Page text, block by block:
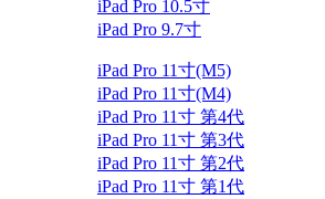
iPad Pro 10.5寸
iPad Pro 9.7寸
iPad Pro 11寸(M5)
iPad Pro 11寸(M4)
iPad Pro 11寸 第4代
iPad Pro 11寸 第3代
iPad Pro 11寸 第2代
iPad Pro 11寸 第1代